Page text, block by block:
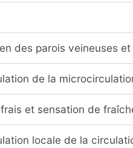
des parois veineuses
de la
et sensation de
locale de la